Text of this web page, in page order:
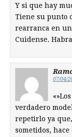
Y si que hay
Tiene su punto
rearranca en un
Cuidense.
07/04/
verdadero
repetirlo ya
sometidos, hace